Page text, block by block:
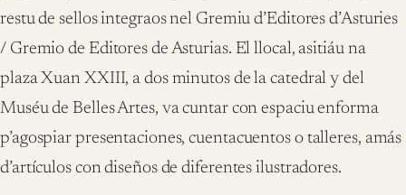
restu de sellos integraos nel Gremiu d’Editores d’Asturies
/ Gremio de Editores de Asturias. El llocal, asitiáu na
plaza Xuan XXIII, a dos minutos de la catedral y del
Muséu de Belles Artes, va cuntar con espaciu enforma
p’agospiar presentaciones, cuentacuentos o talleres, amás
d’artículos con diseños de diferentes ilustradores.